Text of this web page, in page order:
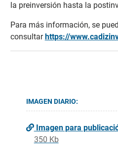
la preinversión hasta la
Para más información, se
consultarhttps://
IMAGEN DIARIO:
Imagen para
350 Kb